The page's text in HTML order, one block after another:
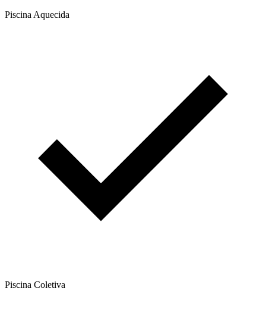
Piscina Aquecida
Piscina Coletiva